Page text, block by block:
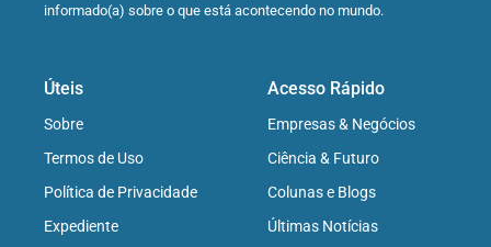
informado(a) sobre o que está acontecendo no mundo.
Úteis
Sobre
Termos de Uso
Política de Privacidade
Expediente
Acesso Rápido
Empresas & Negócios
Ciência & Futuro
Colunas e Blogs
Últimas Notícias